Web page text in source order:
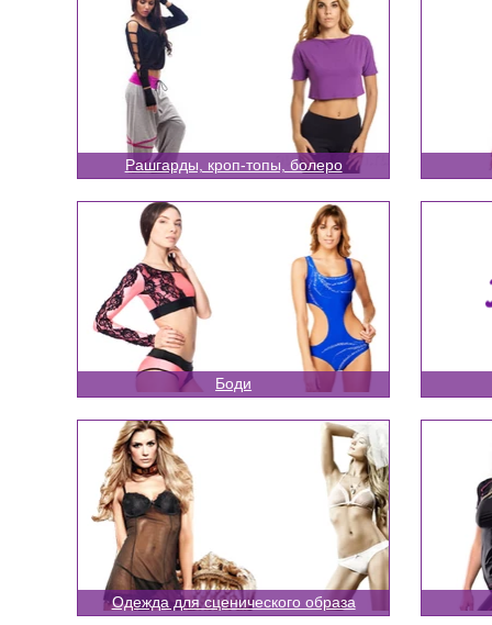
Рашгарды, кроп-топы, болеро
Боди
Одежда для сценического образа